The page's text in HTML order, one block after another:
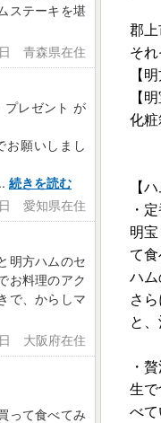
郡
そ
【
【
化粧
【
・
明
て
ハ
さ
と
・
生
べ
ステーキを堪
青森県在住
レゼント が
お願いしまし
続きを読む
愛知県在住
明方ハムのセ
お料理のアク
で、からしマ
大阪府在住
って食べてみ